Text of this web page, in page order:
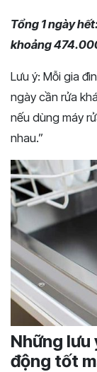
Tổng 1 ngày
khoảng
Lưu ý: Mỗi gia
ngày cần rửa
nếu dùng máy
nhau.”
Những lưu
động tốt